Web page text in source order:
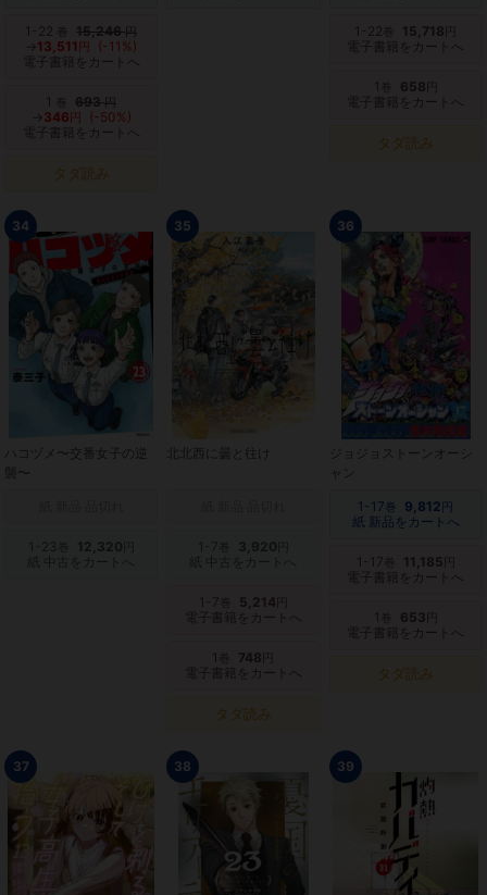
1-22 巻 15,246円
13,511 円
(-11%)
電子書籍をカートへ
1 巻 693円
346 円
(-50%)
電子書籍をカートへ
タダ読み
1-22 巻 15,718
電子書籍をカートへ
1 巻 658
電子書籍をカートへ
タダ読み
34
ハコヅメ〜交番女子の逆
襲〜
1-23 12,320
紙 中古をカートへ
35
北北西に曇と往け
3,920
紙 中古をカートへ
1-7 巻 5,214
電子書籍をカートへ
1 巻 748
電子書籍をカートへ
タダ読み
36
ジョジョストーンオーシ
ャン
1-17巻 9,812 円
紙 新品をカートへ
1-17 巻 11,185
電子書籍をカートへ
1 巻 653
電子書籍をカートへ
タダ読み
37 38 39